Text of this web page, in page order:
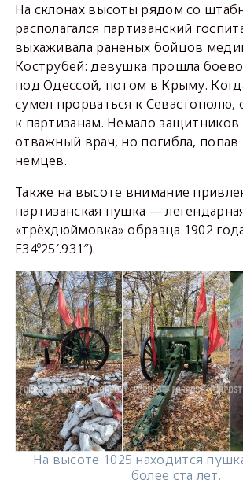
На склонах высоты рядом со
располагался партизанский
выхаживала раненых бойцов
Кострубей: девушка прошла
под Одессой, потом в Крыму.
сумел прорваться к Севастополю,
к партизанам. Немало защитников
отважный врач, но погибла,
немцев.
Также на высоте внимание
партизанская пушка —
«трёхдюймовка» образца 1902 года
E34º25′.931″).
На высоте 1025 находится
более ста лет.